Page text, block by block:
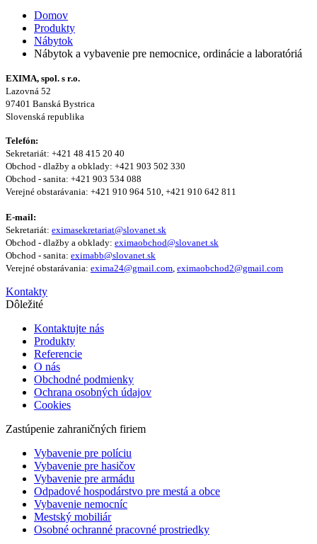
Domov
Produkty
Nábytok
Nábytok a vybavenie pre nemocnice, ordinácie a laboratóriá
EXIMA, spol. s r.o.
Lazovná 52
97401 Banská Bystrica
Slovenská republika
Telefón:
Sekretariát: +421 48 415 20 40
Obchod - dlažby a obklady: +421 903 502 330
Obchod - sanita: +421 903 534 088
Verejné obstarávania: +421 910 964 510, +421 910 642 811
E-mail:
Sekretariát: eximasekretariat@slovanet.sk
Obchod - dlažby a obklady: eximaobchod@slovanet.sk
Obchod - sanita: eximabb@slovanet.sk
Verejné obstarávania: exima24@gmail.com eximaobchod2@gmail.com
Kontakty
Dôležité
Kontaktujte nás
Produkty
Referencie
O nás
Obchodné podmienky
Ochrana osobných údajov
Cookies
Zastúpenie zahraničných firiem
Vybavenie pre políciu
Vybavenie pre hasičov
Vybavenie pre armádu
Odpadové hospodárstvo pre mestá a obce
Vybavenie nemocníc
Mestský mobiliár
Osobné ochranné pracovné prostriedky